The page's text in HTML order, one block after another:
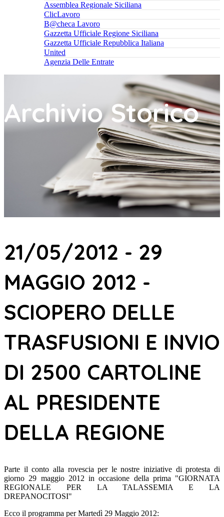
Assemblea Regionale Siciliana
ClicLavoro
B@checa Lavoro
Gazzetta Ufficiale Regione Siciliana
Gazzetta Ufficiale Repubblica Italiana
United
Agenzia Delle Entrate
Archivio Storico
21/05/2012 - 29
MAGGIO 2012 -
SCIOPERO DELLE
TRASFUSIONI E INVIO
DI 2500 CARTOLINE
AL PRESIDENTE
DELLA REGIONE
Parte il conto alla rovescia per le nostre iniziative di protesta di
giorno 29 maggio 2012 in occasione della prima "GIORNATA
REGIONALE PER LA TALASSEMIA E LA
DREPANOCITOSI"
Ecco il programma per Martedì 29 Maggio 2012: